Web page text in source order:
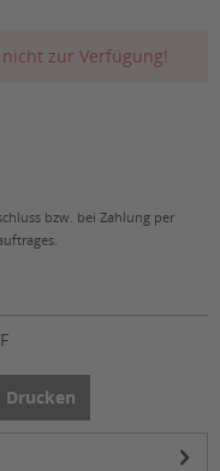
zur Verfügung!
bzw. bei Zahlung per
Drucken